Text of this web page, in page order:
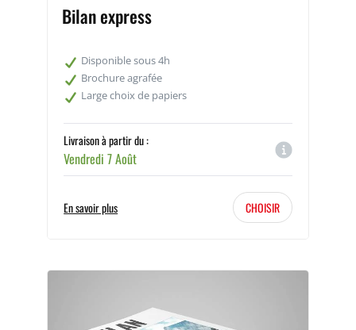
Bilan express
Disponible sous 4h
Brochure agrafée
Large choix de papiers
Livraison à partir du :
Vendredi 7 Août
En savoir plus CHOISIR